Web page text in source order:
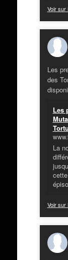
Voir sur
Les
des
Les
La
Voir sur